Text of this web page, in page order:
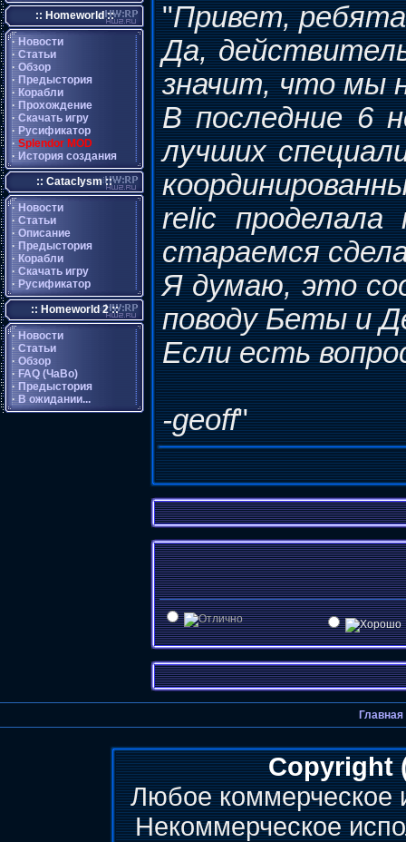
:: Homeworld ::
· Новости
· Статьи
· Обзор
· Предыстория
· Корабли
· Прохождение
· Скачать игру
· Русификатор
· Splendor MOD
· История создания
:: Cataclysm ::
· Новости
· Статьи
· Описание
· Предыстория
· Корабли
· Скачать игру
· Русификатор
:: Homeworld 2 ::
· Новости
· Статьи
· Обзор
· FAQ (ЧаВо)
· Предыстория
· В ожидании...
"Привет,
Да,
значит, что мы
В последние 6
лучших
relic
стараемся
Я думаю, это
поводу Беты и
Если есть
-geoff"
Главная
Copyright
Любое коммерческое
Некоммерческое